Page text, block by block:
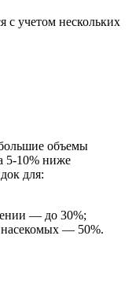
с учетом нескольких
объемы
5-10% ниже
для:
— до 30%;
— 50%.